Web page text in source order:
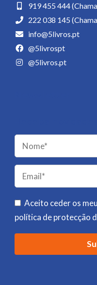
919 455 444
222 038 145
info@5livros.pt
@5livrospt
@5livros.pt
Please
leave
this
field
empty.
Aceito ceder os
política de protecção